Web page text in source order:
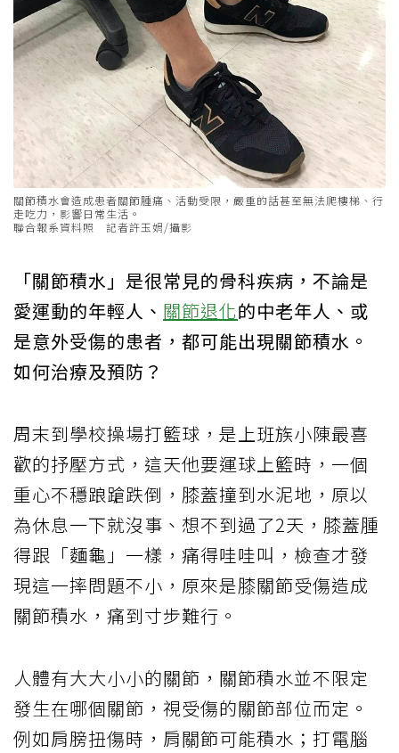
關節積水會造成患者關節腫痛、活動受限，嚴重的話甚至無法爬樓梯、行
走吃力，影響日常生活。
聯合報系資料照 記者許玉娟/攝影
「關節積水」是很常見的骨科疾病，不論是
愛運動的年輕人、 關節退化的中老年人、或
是意外受傷的患者，都可能出現關節積水。
如何治療及預防？
周末到學校操場打籃球，是上班族小陳最喜
歡的抒壓方式，這天他要運球上籃時，一個
重心不穩踉蹌跌倒，膝蓋撞到水泥地，原以
為休息一下就沒事、想不到過了2天，膝蓋腫
得跟「麵龜」一樣，痛得哇哇叫，檢查才發
現這一摔問題不小，原來是膝關節受傷造成
關節積水，痛到寸步難行。
人體有大大小小的關節，關節積水並不限定
發生在哪個關節，視受傷的關節部位而定。
例如肩膀扭傷時，肩關節可能積水；打電腦